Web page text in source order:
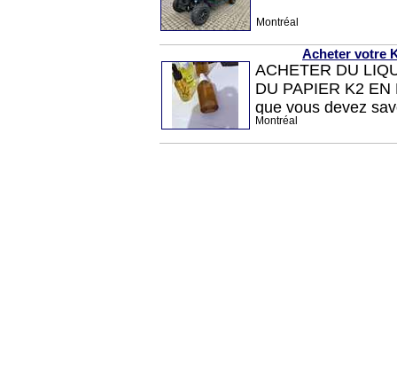
Montréal
Acheter votre
ACHETER DU
DU PAPIER K2
que vous devez
adultes Le K2 ou
végétales
Montréal